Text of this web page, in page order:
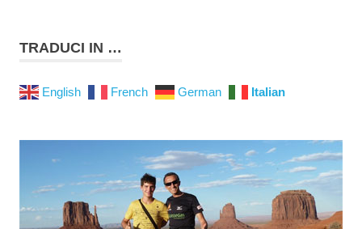
TRADUCI IN …
English French German Italian